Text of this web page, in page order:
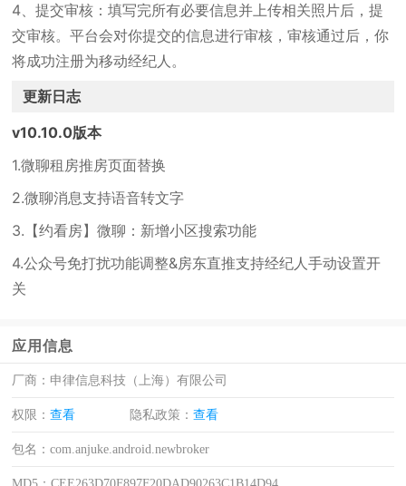
4、提交审核‌：填写完所有必要信息并上传相关照片后，提
交审核。平台会对你提交的信息进行审核，审核通过后，你
将成功注册为移动经纪人。
更新日志
v10.10.0版本
1.微聊租房推房页面替换
2.微聊消息支持语音转文字
3.【约看房】微聊：新增小区搜索功能
4.公众号免打扰功能调整&房东直推支持经纪人手动设置开
关
应用信息
厂商： 申律信息科技（上海）有限公司
权限：查看 隐私政策：查看
包名：com.anjuke.android.newbroker